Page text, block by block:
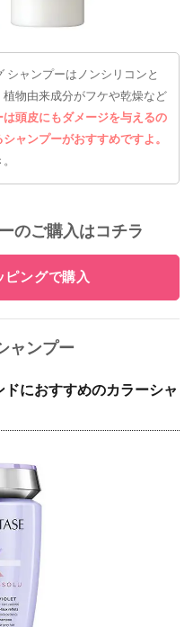
シャンプーはノンシリコンと
物由来成分がフケや乾燥など
は頭皮にもダメージを与えるの
ャンプーがおすすめですよ。
のご購入はコチラ
ピングで購入
ャンプー
におすすめのカラーシャ